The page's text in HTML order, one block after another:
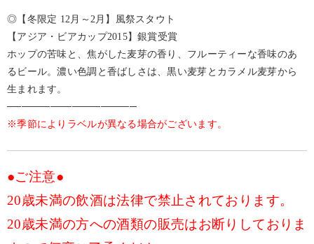
◎【冬限定 12月～2月】風祭スタウト
【アジア・ビアカップ2015】銀賞受賞
ホップの苦味と、焦がした麦芽の香り、フルーティーな香味のあ
るビール。濃い色調と香ばしさは、黒い麦芽とカラメル麦芽から
生まれます。
──────────────────
※季節によりラベルが異なる場合がございます。
●ご注意●
20歳未満の飲酒は法律で禁止されております。
20歳未満の方への酒類の販売はお断りしておりま